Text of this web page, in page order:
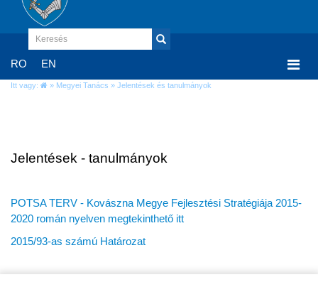
RO EN
Itt vagy: » Megyei Tanács » Jelentések és tanulmányok
Jelentések - tanulmányok
POTSA TERV - Kovászna Megye Fejlesztési Stratégiája 2015-
2020 román nyelven megtekinthető itt
2015/93-as számú Határozat